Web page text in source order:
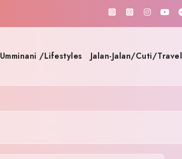
Umminani /Lifestyles Jalan-Jalan/Cuti/Travel